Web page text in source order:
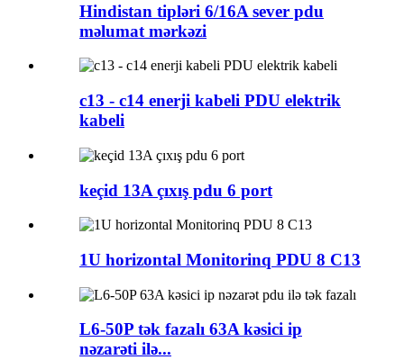
Hindistan tipləri 6/16A sever pdu
məlumat mərkəzi
c13 - c14 enerji kabeli PDU elektrik
kabeli
keçid 13A çıxış pdu 6 port
1U horizontal Monitorinq PDU 8 C13
L6-50P tək fazalı 63A kəsici ip
nəzarəti ilə...